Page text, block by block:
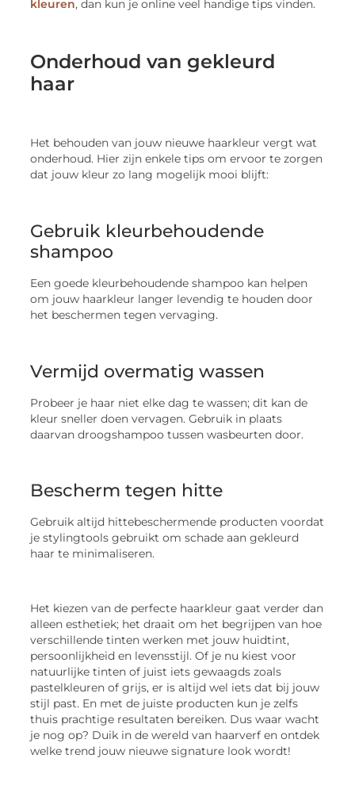
kleuren, dan kun je online veel handige tips vinden.
Onderhoud van gekleurd
haar
Het behouden van jouw nieuwe haarkleur vergt wat
onderhoud. Hier zijn enkele tips om ervoor te zorgen
dat jouw kleur zo lang mogelijk mooi blijft:
Gebruik kleurbehoudende
shampoo
Een goede kleurbehoudende shampoo kan helpen
om jouw haarkleur langer levendig te houden door
het beschermen tegen vervaging.
Vermijd overmatig wassen
Probeer je haar niet elke dag te wassen; dit kan de
kleur sneller doen vervagen. Gebruik in plaats
daarvan droogshampoo tussen wasbeurten door.
Bescherm tegen hitte
Gebruik altijd hittebeschermende producten voordat
je stylingtools gebruikt om schade aan gekleurd
haar te minimaliseren.
Het kiezen van de perfecte haarkleur gaat verder dan
alleen esthetiek; het draait om het begrijpen van hoe
verschillende tinten werken met jouw huidtint,
persoonlijkheid en levensstijl. Of je nu kiest voor
natuurlijke tinten of juist iets gewaagds zoals
pastelkleuren of grijs, er is altijd wel iets dat bij jouw
stijl past. En met de juiste producten kun je zelfs
thuis prachtige resultaten bereiken. Dus waar wacht
je nog op? Duik in de wereld van haarverf en ontdek
welke trend jouw nieuwe signature look wordt!